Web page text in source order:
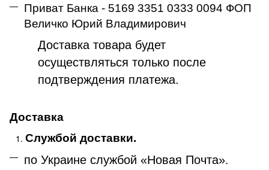
Приват Банка - 5169 3351 0333 0094 ФОП
Величко Юрий Владимирович
Доставка товара будет
осуществляться только после
подтверждения платежа.
Доставка
Службой доставки.
по Украине службой «Новая Почта».